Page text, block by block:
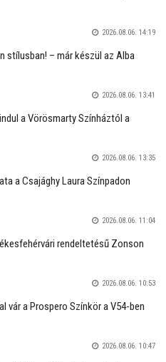
2026.08.06. 14:19
stílusban! – már készül az Alba
2026.08.06. 13:41
a Vörösmarty Színháztól a
2026.08.06. 13:35
a Csajághy Laura Színpadon
2026.08.06. 11:04
rendeltetésű Zonson
2026.08.06. 10:53
vár a Prospero Színkör a V54-ben
2026.08.06. 10:47